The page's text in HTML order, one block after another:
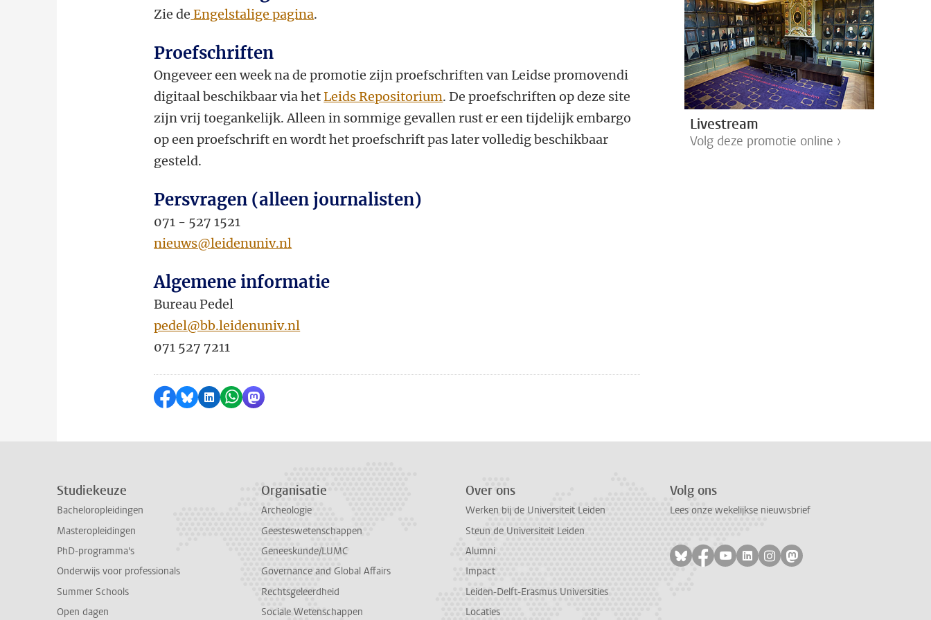
Zie de Engelstalige pagina.
Proefschriften
Ongeveer een week na de promotie zijn proefschriften van Leidse promovendi
digitaal beschikbaar via hetLeids Repositorium. De proefschriften op deze site
zijn vrij toegankelijk. Alleen in sommige gevallen rust er een tijdelijk embargo
op een proefschrift en wordt het proefschrift pas later volledig beschikbaar
gesteld.
Persvragen (alleen journalisten)
071 - 527 1521
nieuws@leidenuniv.nl
Algemene informatie
Bureau Pedel
pedel@bb.leidenuniv.nl
071 527 7211
Delen op Facebook
Delen via Bluesky
Delen op LinkedIn
Delen via WhatsApp
Delen via Mastodon
Livestream
Volg deze promotie online ›
Studiekeuze
Bacheloropleidingen
Masteropleidingen
PhD-programma's
Onderwijs voor professionals
Summer Schools
Open dagen
Organisatie
Archeologie
Geesteswetenschappen
Geneeskunde/LUMC
Governance and Global Affairs
Rechtsgeleerdheid
Sociale Wetenschappen
Over ons
Werken bij de Universiteit Leiden
Steun de Universiteit Leiden
Alumni
Impact
Leiden-Delft-Erasmus Universities
Locaties
Volg ons
Lees onze wekelijkse nieuwsbrief
Volg ons op bluesky
Volg ons op facebook
Volg ons op youtube
Volg ons op linkedin
Volg ons op instagram
Volg ons op mastodon